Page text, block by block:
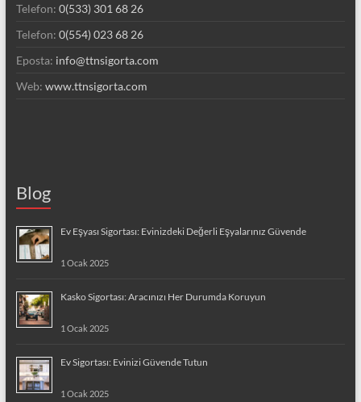
Telefon: 0(533) 301 68 26
Telefon: 0(554) 023 68 26
Eposta: info@ttnsigorta.com
Web: www.ttnsigorta.com
Blog
Ev Eşyası Sigortası: Evinizdeki Değerli Eşyalarınız Güvende
1 Ocak 2025
Kasko Sigortası: Aracınızı Her Durumda Koruyun
1 Ocak 2025
Ev Sigortası: Evinizi Güvende Tutun
1 Ocak 2025